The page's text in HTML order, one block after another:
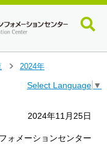
2024年
Select Language ▼
2024年11月25日
ォメーションセンター